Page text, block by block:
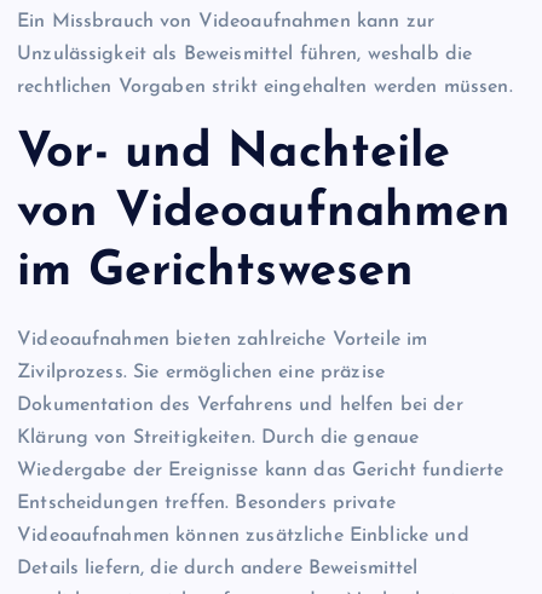
Ein Missbrauch von Videoaufnahmen kann zur
Unzulässigkeit als Beweismittel führen, weshalb die
rechtlichen Vorgaben strikt eingehalten werden müssen.
Vor- und Nachteile
von Videoaufnahmen
im Gerichtswesen
Videoaufnahmen bieten zahlreiche Vorteile im
Zivilprozess. Sie ermöglichen eine präzise
Dokumentation des Verfahrens und helfen bei der
Klärung von Streitigkeiten. Durch die genaue
Wiedergabe der Ereignisse kann das Gericht fundierte
Entscheidungen treffen. Besonders private
Videoaufnahmen können zusätzliche Einblicke und
Details liefern, die durch andere Beweismittel